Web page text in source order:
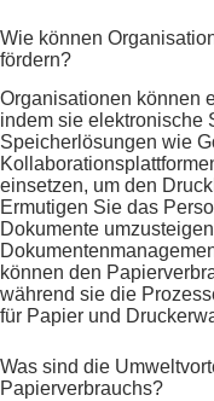
Wie können
fördern?
Organisationen können
indem sie elektronische
Speicherlösungen wie
einsetzen, um den
Ermutigen Sie das
Dokumente
können den
während sie die
für Papier und
Was sind die
Papierverbrauchs?